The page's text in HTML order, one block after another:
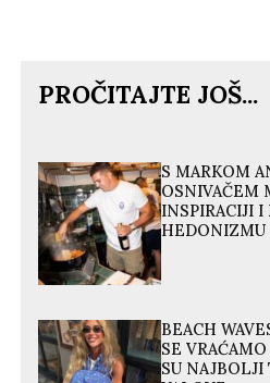
PROČITAJTE JOŠ...
S MARKOM
OSNIVAČEM
INSPIRACIJI
HEDONIZMU
BEACH
SE
SU NAJBOLJI